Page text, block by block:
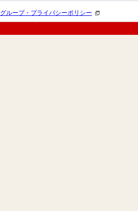
グループ・プライバシーポリシー